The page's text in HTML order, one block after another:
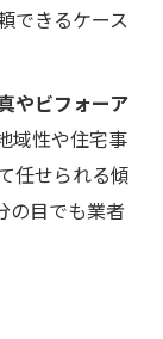
できるケース
やビフォーア
域性や住宅事
任せられる傾
の目でも業者